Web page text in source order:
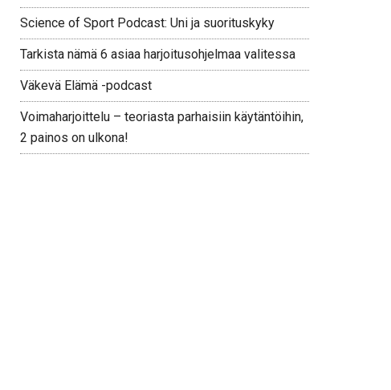
Science of Sport Podcast: Uni ja suorituskyky
Tarkista nämä 6 asiaa harjoitusohjelmaa valitessa
Väkevä Elämä -podcast
Voimaharjoittelu – teoriasta parhaisiin käytäntöihin,
2 painos on ulkona!